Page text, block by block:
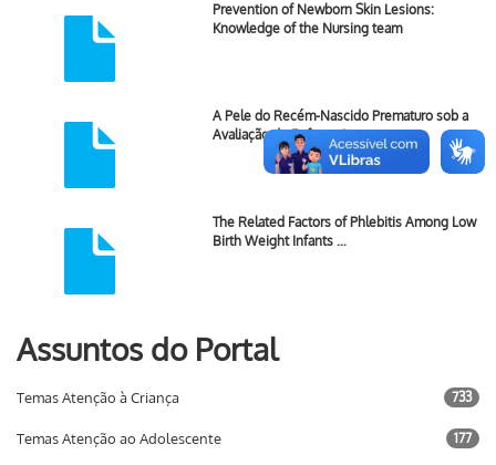
Prevention of Newborn Skin Lesions:
Knowledge of the Nursing team
A Pele do Recém-Nascido Prematuro sob a
Avaliação do Enfermeiro: …
The Related Factors of Phlebitis Among Low
Birth Weight Infants …
Assuntos do Portal
Temas Atenção à Criança 733
Temas Atenção ao Adolescente 177